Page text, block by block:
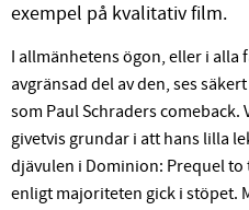
exempel på kvalitativ film.
I allmänhetens ögon, eller i alla
avgränsad del av den, ses
som Paul Schraders comeback.
givetvis grundar i att hans lilla
djävulen i Dominion: Prequel to
enligt majoriteten gick i stöpet.